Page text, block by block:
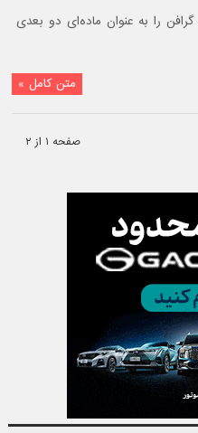
را به عنوان ماده‌ای دو بعدی
متن کامل »
صفحه ۱ از ۲